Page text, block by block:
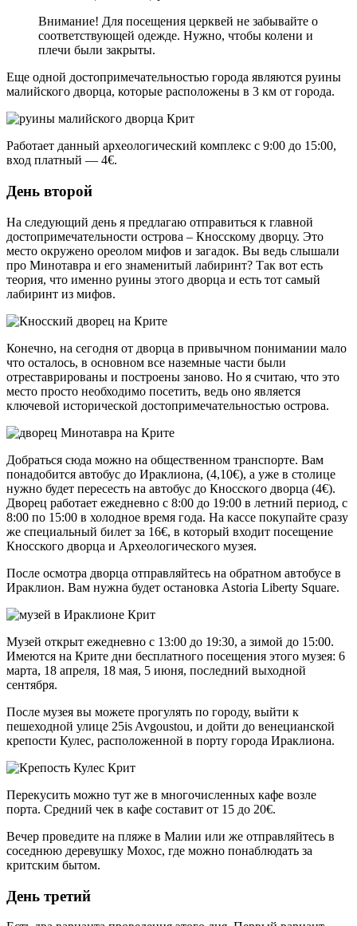
Внимание! Для посещения церквей не забывайте о
соответствующей одежде. Нужно, чтобы колени и
плечи были закрыты.
Еще одной достопримечательностью города являются руины
малийского дворца, которые расположены в 3 км от города.
Работает данный археологический комплекс с 9:00 до 15:00,
вход платный — 4€.
День второй
На следующий день я предлагаю отправиться к главной
достопримечательности острова – Кносскому дворцу. Это
место окружено ореолом мифов и загадок. Вы ведь слышали
про Минотавра и его знаменитый лабиринт? Так вот есть
теория, что именно руины этого дворца и есть тот самый
лабиринт из мифов.
Конечно, на сегодня от дворца в привычном понимании мало
что осталось, в основном все наземные части были
отреставрированы и построены заново. Но я считаю, что это
место просто необходимо посетить, ведь оно является
ключевой исторической достопримечательностью острова.
Добраться сюда можно на общественном транспорте. Вам
понадобится автобус до Ираклиона, (4,10€), а уже в столице
нужно будет пересесть на автобус до Кносского дворца (4€).
Дворец работает ежедневно с 8:00 до 19:00 в летний период, с
8:00 по 15:00 в холодное время года. На кассе покупайте сразу
же специальный билет за 16€, в который входит посещение
Кносского дворца и Археологического музея.
После осмотра дворца отправляйтесь на обратном автобусе в
Ираклион. Вам нужна будет остановка Astoria Liberty Square.
Музей открыт ежедневно с 13:00 до 19:30, а зимой до 15:00.
Имеются на Крите дни бесплатного посещения этого музея: 6
марта, 18 апреля, 18 мая, 5 июня, последний выходной
сентября.
После музея вы можете прогулять по городу, выйти к
пешеходной улице 25is Avgoustou, и дойти до венецианской
крепости Кулес, расположенной в порту города Ираклиона.
Перекусить можно тут же в многочисленных кафе возле
порта. Средний чек в кафе составит от 15 до 20€.
Вечер проведите на пляже в Малии или же отправляйтесь в
соседнюю деревушку Мохос, где можно понаблюдать за
критским бытом.
День третий